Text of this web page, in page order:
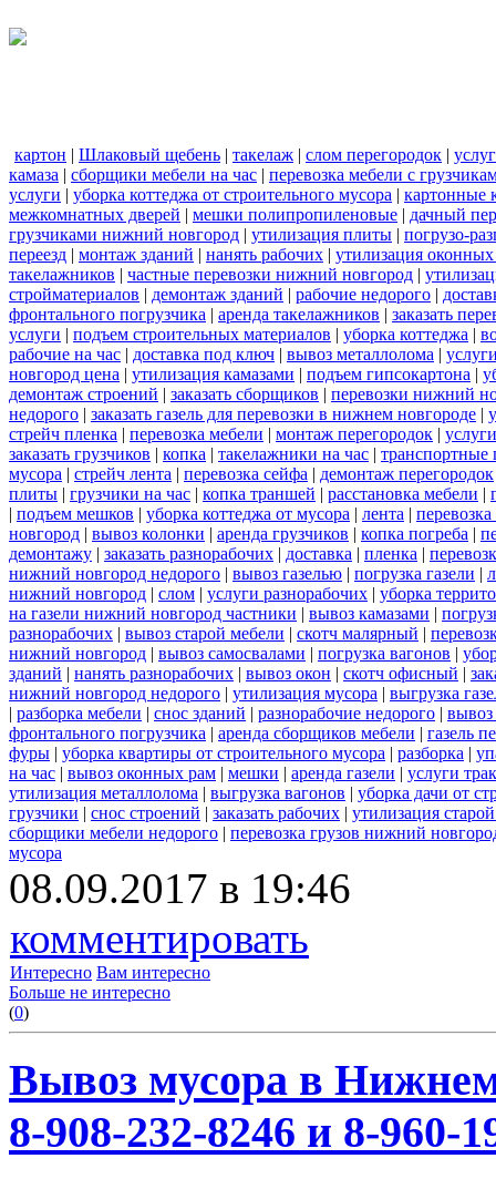
картон | Шлаковый щебень | такелаж | слом перегородок |
камаза | сборщики мебели на час | перевозка мебели с
услуги | уборка коттеджа от строительного мусора | картонные
межкомнатных дверей | мешки полипропиленовые | дачный
грузчиками нижний новгород | утилизация плиты | погрузо-
переезд | монтаж зданий | нанять рабочих | утилизация
такелажников | частные перевозки нижний новгород |
стройматериалов | демонтаж зданий | рабочие недорого |
фронтального погрузчика | аренда такелажников | заказать
услуги | подъем строительных материалов | уборка коттеджа |
рабочие на час | доставка под ключ | вывоз металлолома |
новгород цена | утилизация камазами | подъем гипсокартона |
демонтаж строений | заказать сборщиков | перевозки нижний
недорого | заказать газель для перевозки в нижнем новгороде |
стрейч пленка | перевозка мебели | монтаж перегородок |
заказать грузчиков | копка | такелажники на час | транспортные
мусора | стрейч лента | перевозка сейфа | демонтаж перегородок
плиты | грузчики на час | копка траншей | расстановка мебели |
| подъем мешков | уборка коттеджа от мусора | лента |
новгород | вывоз колонки | аренда грузчиков | копка погреба |
демонтажу | заказать разнорабочих | доставка | пленка |
нижний новгород недорого | вывоз газелью | погрузка газели |
нижний новгород | слом | услуги разнорабочих | уборка
на газели нижний новгород частники | вывоз камазами |
разнорабочих | вывоз старой мебели | скотч малярный |
нижний новгород | вывоз самосвалами | погрузка вагонов |
зданий | нанять разнорабочих | вывоз окон | скотч офисный |
нижний новгород недорого | утилизация мусора | выгрузка
| разборка мебели | снос зданий | разнорабочие недорого |
фронтального погрузчика | аренда сборщиков мебели | газель
фуры | уборка квартиры от строительного мусора | разборка |
на час | вывоз оконных рам | мешки | аренда газели | услуги
утилизация металлолома | выгрузка вагонов | уборка дачи от
грузчики | снос строений | заказать рабочих | утилизация
сборщики мебели недорого | перевозка грузов нижний
мусора
08.09.2017 в 19:46
комментировать
Интересно Вам интересно
Больше не интересно
(0)
Вывоз мусора в
8-908-232-8246 и 8-960-